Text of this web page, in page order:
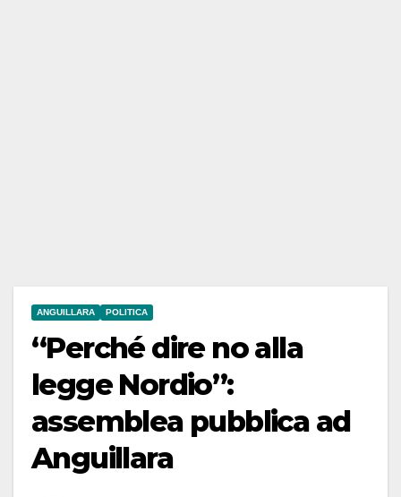
ANGUILLARA POLITICA
“Perché dire no alla
legge Nordio”:
assemblea pubblica ad
Anguillara